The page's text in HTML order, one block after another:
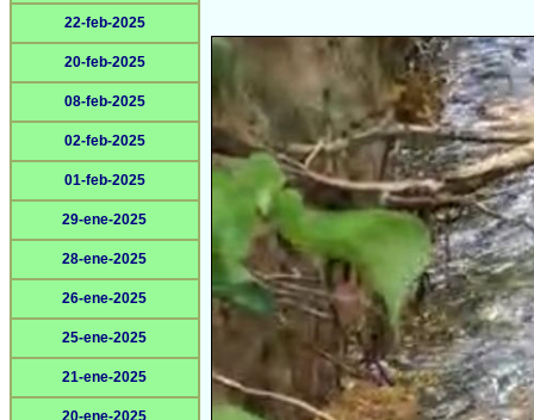
22-feb-2025
20-feb-2025
08-feb-2025
02-feb-2025
01-feb-2025
29-ene-2025
28-ene-2025
26-ene-2025
25-ene-2025
21-ene-2025
20-ene-2025